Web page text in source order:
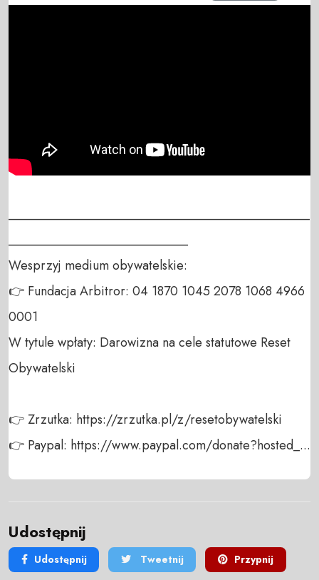
_______________________________________________
____________________________
Wesprzyj medium obywatelskie:
👉 Fundacja Arbitror: 04 1870 1045 2078 1068 4966
0001
W tytule wpłaty: Darowizna na cele statutowe Reset
Obywatelski
👉 Zrzutka: https://zrzutka.pl/z/resetobywatelski
👉 Paypal: https://www.paypal.com/donate?hosted_...
Udostępnij
Udostępnij Tweetnij Przypnij